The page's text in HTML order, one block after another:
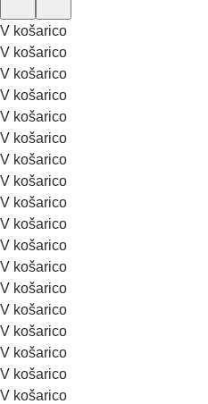
V košarico
V košarico
V košarico
V košarico
V košarico
V košarico
V košarico
V košarico
V košarico
V košarico
V košarico
V košarico
V košarico
V košarico
V košarico
V košarico
V košarico
V košarico